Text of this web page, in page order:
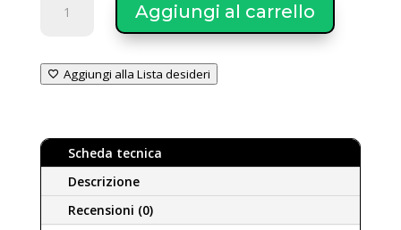
Cassetta
SLIM
Aggiungi al carrello
Aggiungi alla Lista desideri
Scheda tecnica
Descrizione
Recensioni (0)